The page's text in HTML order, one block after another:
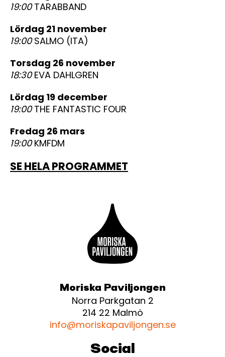
19:00TARABBAND
lördag 21 november
19:00SALMO (ITA)
torsdag 26 november
18:30EVA DAHLGREN
lördag 19 december
19:00THE FANTASTIC FOUR
fredag 26 mars
19:00KMFDM
SE HELA PROGRAMMET
Moriska Paviljongen
Norra Parkgatan 2
214 22 Malmö
info@moriskapaviljongen.se
Social